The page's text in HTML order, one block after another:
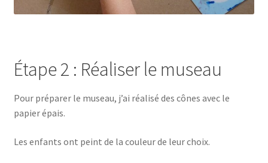
Étape 2 : Réaliser le museau
Pour préparer le museau, j’ai réalisé des cônes avec le
papier épais.
Les enfants ont peint de la couleur de leur choix.